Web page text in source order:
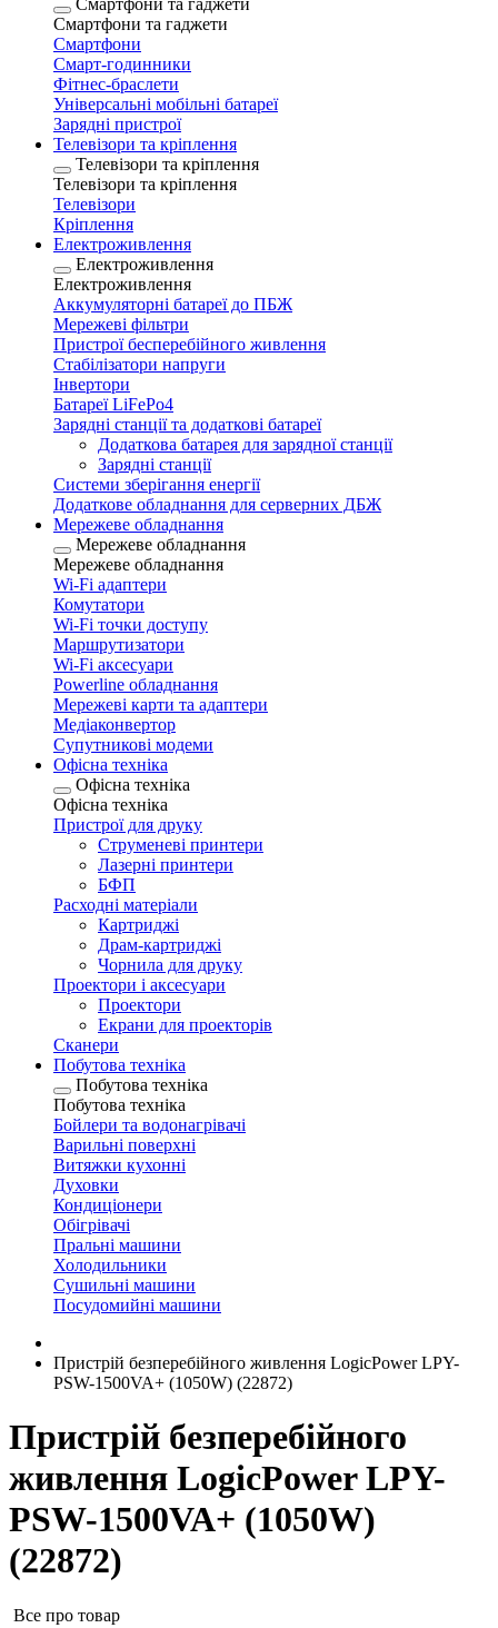
Смартфони та гаджети
Смартфони та гаджети
Смартфони
Смарт-годинники
Фітнес-браслети
Універсальні мобільні батареї
Зарядні пристрої
Телевізори та кріплення
Телевізори та кріплення
Телевізори та кріплення
Телевізори
Кріплення
Електроживлення
Електроживлення
Електроживлення
Аккумуляторні батареї до ПБЖ
Мережеві фільтри
Пристрої бесперебійного живлення
Стабілізатори напруги
Інвертори
Батареї LiFePo4
Зарядні станції та додаткові батареї
Додаткова батарея для зарядної станції
Зарядні станції
Системи зберігання енергії
Додаткове обладнання для серверних ДБЖ
Мережеве обладнання
Мережеве обладнання
Мережеве обладнання
Wi-Fi адаптери
Комутатори
Wi-Fi точки доступу
Маршрутизатори
Wi-Fi аксесуари
Рowerline обладнання
Мережеві карти та адаптери
Медіаконвертор
Супутникові модеми
Офісна техніка
Офісна техніка
Офісна техніка
Пристрої для друку
Струменеві принтери
Лазерні принтери
БФП
Расходні матеріали
Картриджі
Драм-картриджі
Чорнила для друку
Проектори і аксесуари
Проектори
Екрани для проекторів
Сканери
Побутова техніка
Побутова техніка
Побутова техніка
Бойлери та водонагрівачі
Варильні поверхні
Витяжки кухонні
Духовки
Кондиціонери
Обігрівачі
Пральні машини
Холодильники
Сушильні машини
Посудомийні машини
Пристрій безперебійного живлення LogicPower LPY-
PSW-1500VA+ (1050W) (22872)
Пристрій безперебійного
живлення LogicPower LPY-
PSW-1500VA+ (1050W)
(22872)
Все про товар